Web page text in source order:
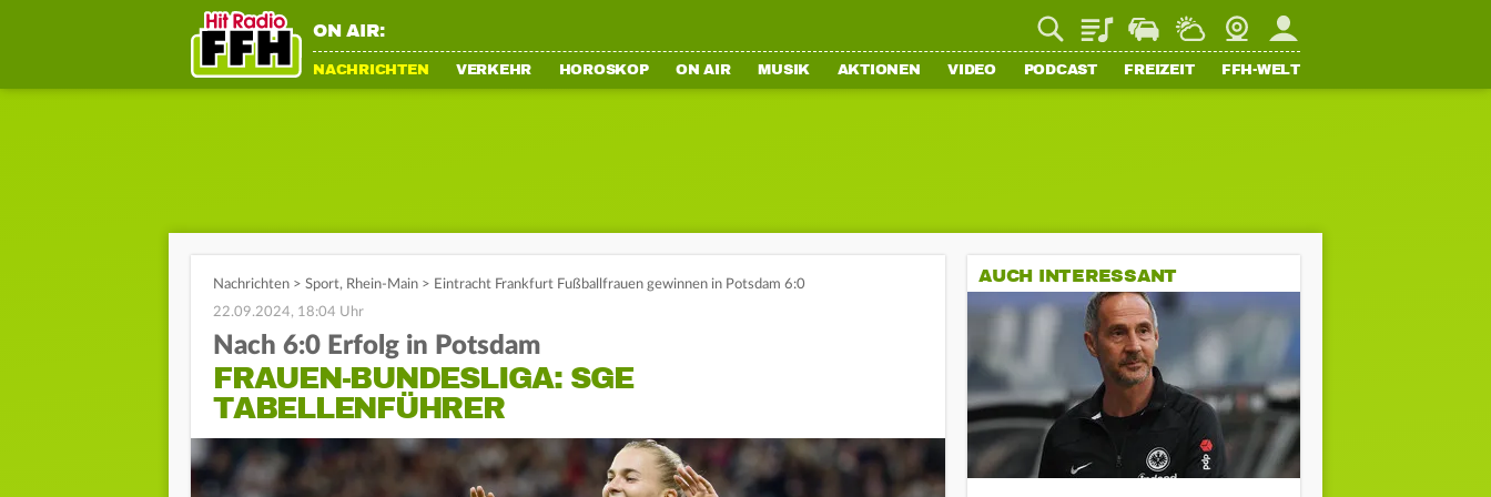
ON AIR: PlaylistStaupilotWetterWebcamMein FFH
NACHRICHTEN VERKEHR HOROSKOP ON AIR MUSIK AKTIONEN VIDEO PODCAST FREIZEIT FFH-WELT
Nachrichten > Sport, Rhein-Main > Eintracht Frankfurt Fußballfrauen gewinnen in Potsdam 6:0
22.09.2024, 18:04 Uhr
Nach 6:0 Erfolg in Potsdam
FRAUEN-BUNDESLIGA: SGE
TABELLENFÜHRER
AUCH INTERESSANT